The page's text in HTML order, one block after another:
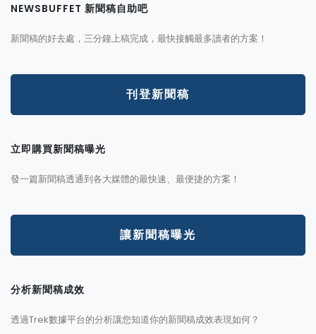
NEWSBUFFET 新聞稿自助吧
新聞稿的好去處，三分鐘上稿完成，最快接觸最多讀者的方案！
刊登新聞稿
立即購買新聞稿曝光
發一篇新聞稿透通到各大媒體的最快速、最便捷的方案！
讓新聞稿曝光
分析新聞稿成效
透過Trek數據平台的分析讓您知道你的新聞稿成效表現如何？